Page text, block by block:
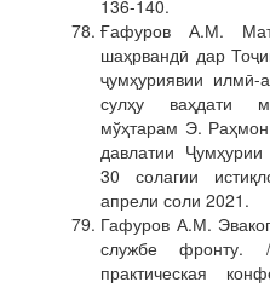
136-140.
Ғафуров А.М.
шаҳрвандӣ дар
ҷумҳуриявии илмӣ-
сулҳу ваҳдати
мўҳтарам Э. Раҳмон
давлатии
30 солагии
апрели соли 2021.
Гафуров А.М.
службе фронту.
практическая